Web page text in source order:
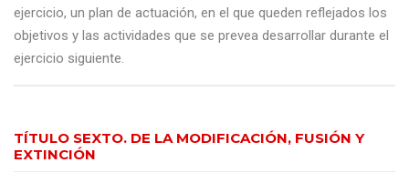
ejercicio, un plan de actuación, en el que queden reflejados los
objetivos y las actividades que se prevea desarrollar durante el
ejercicio siguiente.
TÍTULO SEXTO. DE LA MODIFICACIÓN, FUSIÓN Y
EXTINCIÓN